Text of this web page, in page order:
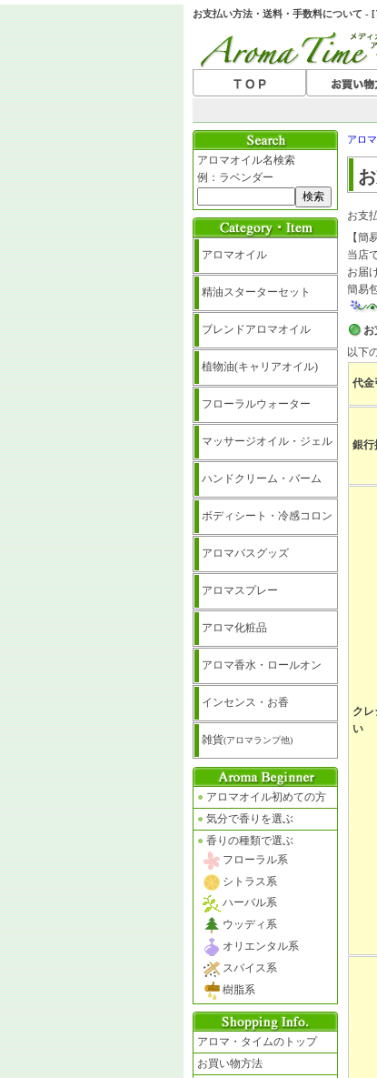
お支払い方法・送料・手数料について -
アロマオイル名検索
例：ラベンダー
アロマオイル
精油スターターセット
ブレンドアロマオイル
植物油(キャリアオイル)
フローラルウォーター
マッサージオイル・ジェル
ハンドクリーム・バーム
ボディシート・冷感コロン
アロマバスグッズ
アロマスプレー
アロマ化粧品
アロマ香水・ロールオン
インセンス・お香
雑貨(アロマランプ他)
● アロマオイル初めての方
● 気分で香りを選ぶ
● 香りの種類で選ぶ
フローラル系
シトラス系
ハーバル系
ウッディ系
オリエンタル系
スパイス系
樹脂系
アロマ・タイムのトップ
お買い物方法
アロ
お支
【簡
当店
お届
簡易
お
以下
代金
銀行
ク
い